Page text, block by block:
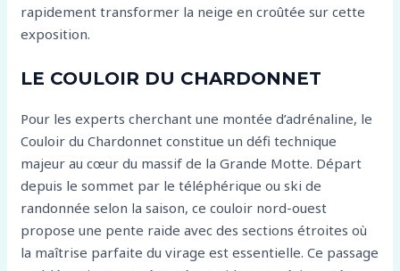
rapidement transformer la neige en croûtée sur cette
exposition.
LE COULOIR DU CHARDONNET
Pour les experts cherchant une montée d’adrénaline, le
Couloir du Chardonnet constitue un défi technique
majeur au cœur du massif de la Grande Motte. Départ
depuis le sommet par le téléphérique ou ski de
randonnée selon la saison, ce couloir nord-ouest
propose une pente raide avec des sections étroites où
la maîtrise parfaite du virage est essentielle. Ce passage